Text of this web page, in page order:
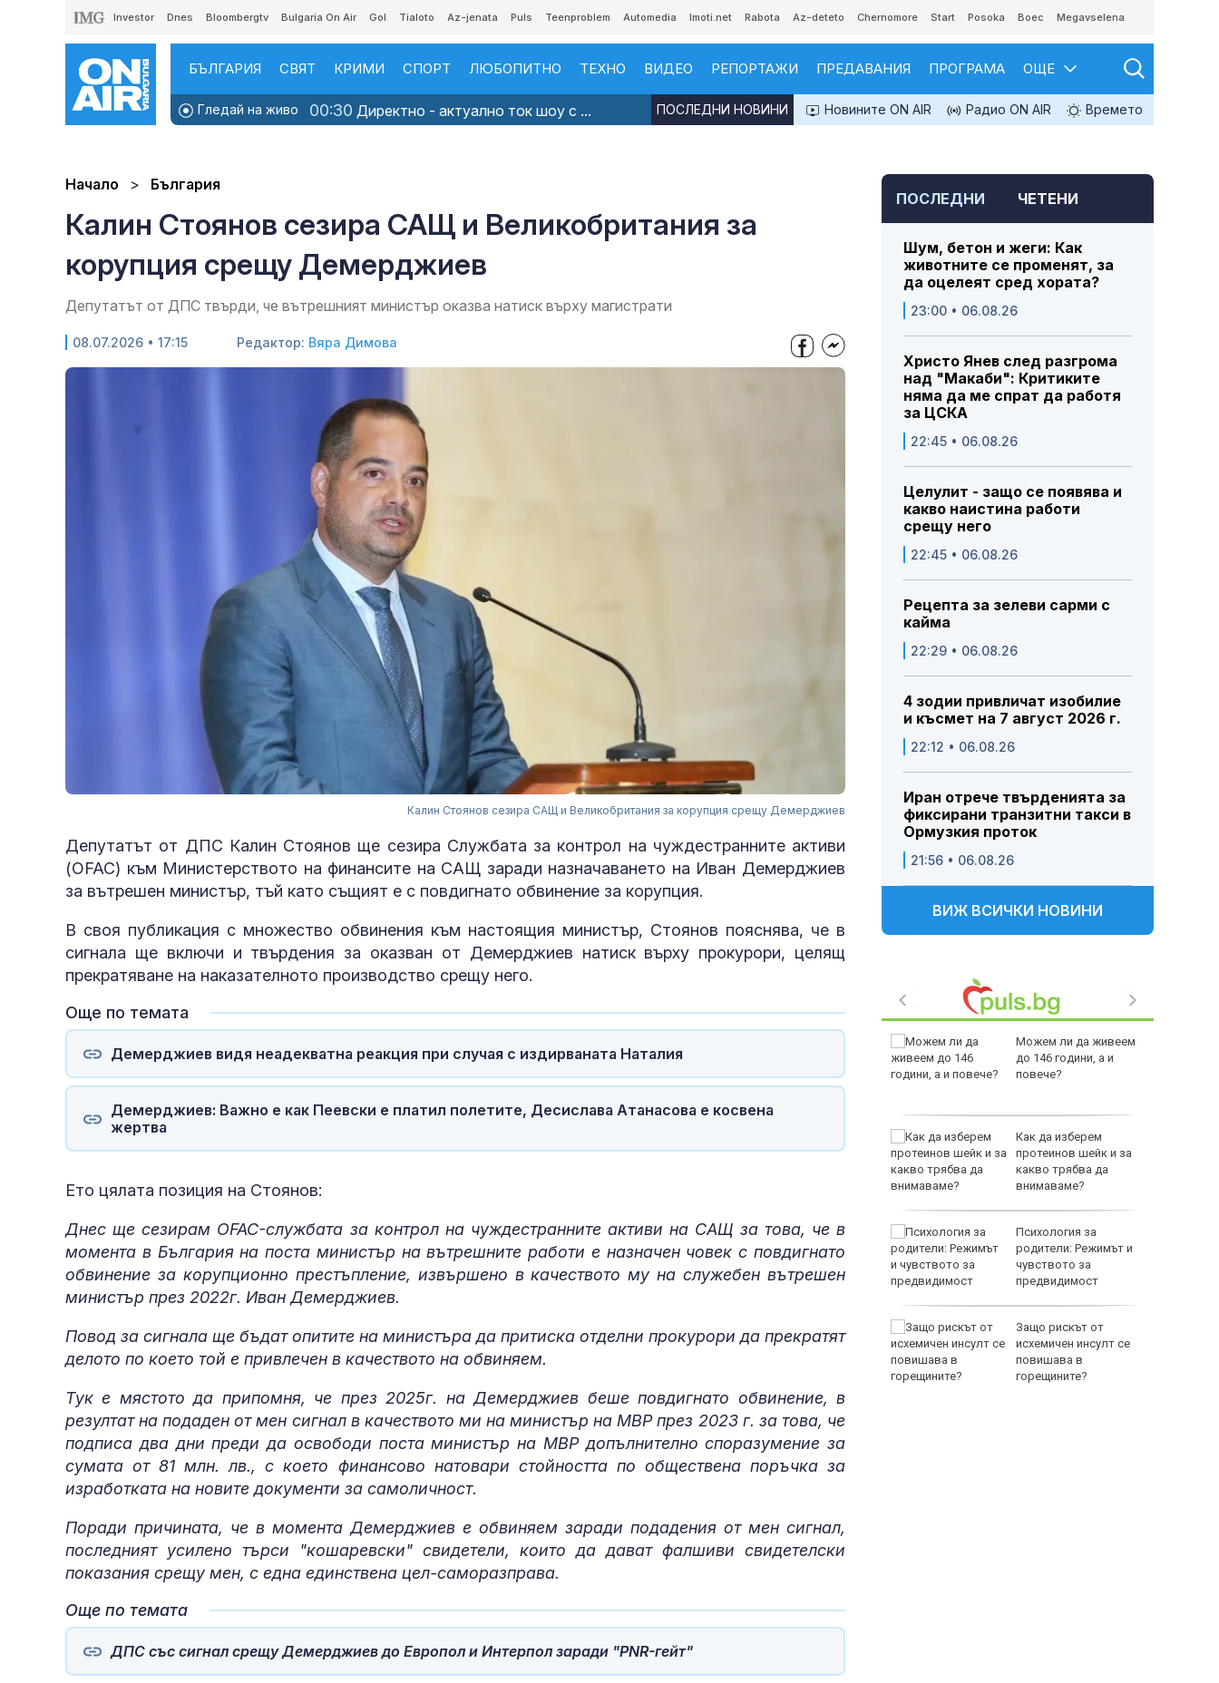
Investor Dnes Bloombergtv Bulgaria On Air Gol Tialoto Az-jenata Puls Teenproblem Automedia Imoti.net Rabota Az-deteto Chernomore Start Posoka Boec Megavselena
БЪЛГАРИЯ СВЯТ КРИМИ СПОРТ ЛЮБОПИТНО ТЕХНО ВИДЕО РЕПОРТАЖИ ПРЕДАВАНИЯ ПРОГРАМА ОЩЕ
Гледай на живо 00:30 Директно - актуално ток шоу с ... Новините ON AIR Радио ON AIR Времето
ПОСЛЕДНИ НОВИНИ
Начало България
Калин Стоянов сезира САЩ и Великобритания за
корупция срещу Демерджиев
Депутатът от ДПС твърди, че вътрешният министър оказва натиск върху магистрати
08.07.2026 • 17:15 Редактор: Вяра Димова
Калин Стоянов сезира САЩ и Великобритания за корупция срещу Демерджиев
Депутатът от ДПС Калин Стоянов ще сезира Службата за контрол на чуждестранните активи
(OFAC) към Министерството на финансите на САЩ заради назначаването на Иван Демерджиев
за вътрешен министър, тъй като същият е с повдигнато обвинение за корупция.
В своя публикация с множество обвинения към настоящия министър, Стоянов пояснява, че в
сигнала ще включи и твърдения за оказван от Демерджиев натиск върху прокурори, целящ
прекратяване на наказателното производство срещу него.
Още по темата
Демерджиев видя неадекватна реакция при случая с издирваната Наталия
Демерджиев: Важно е как Пеевски е платил полетите, Десислава Атанасова е косвена
жертва
Ето цялата позиция на Стоянов:
Днес ще сезирам OFAC-службата за контрол на чуждестранните активи на САЩ за това, че в
момента в България на поста министър на вътрешните работи е назначен човек с повдигнато
обвинение за корупционно престъпление, извършено в качеството му на служебен вътрешен
министър през 2022г. Иван Демерджиев.
Повод за сигнала ще бъдат опитите на министъра да притиска отделни прокурори да прекратят
делото по което той е привлечен в качеството на обвиняем.
Тук е мястото да припомня, че през 2025г. на Демерджиев беше повдигнато обвинение, в
резултат на подаден от мен сигнал в качеството ми на министър на МВР през 2023 г. за това, че
подписа два дни преди да освободи поста министър на МВР допълнително споразумение за
сумата от 81 млн. лв., с което финансово натовари стойността по обществена поръчка за
изработката на новите документи за самоличност.
Поради причината, че в момента Демерджиев е обвиняем заради подадения от мен сигнал,
последният усилено търси "кошаревски" свидетели, които да дават фалшиви свидетелски
показания срещу мен, с една единствена цел-саморазправа.
Още по темата
ДПС със сигнал срещу Демерджиев до Европол и Интерпол заради "PNR-гейт"
ПОСЛЕДНИ ЧЕТЕНИ
Шум, бетон и жеги: Как
животните се променят, за
да оцелеят сред хората?
23:00 • 06.08.26
Христо Янев след разгрома
над "Макаби": Критиките
няма да ме спрат да работя
за ЦСКА
22:45 • 06.08.26
Целулит - защо се появява и
какво наистина работи
срещу него
22:45 • 06.08.26
Рецепта за зелеви сарми с
кайма
22:29 • 06.08.26
4 зодии привличат изобилие
и късмет на 7 август 2026 г.
22:12 • 06.08.26
Иран отрече твърденията за
фиксирани транзитни такси в
Ормузкия проток
21:56 • 06.08.26
ВИЖ ВСИЧКИ НОВИНИ
руски войник облечен
в рокля (ВИДЕО 16+)
опасни мисии:
Как войните между
Иран и Украйна се
превърнаха в един
енергиен шок
бански в басейна за
Можем ли да живеем
до 146 години, а и
повече?
Как да изберем
протеинов шейк и за
какво трябва да
внимаваме?
Психология за
родители: Режимът и
чувството за
предвидимост
Защо рискът от
исхемичен инсулт се
повишава в
горещините?